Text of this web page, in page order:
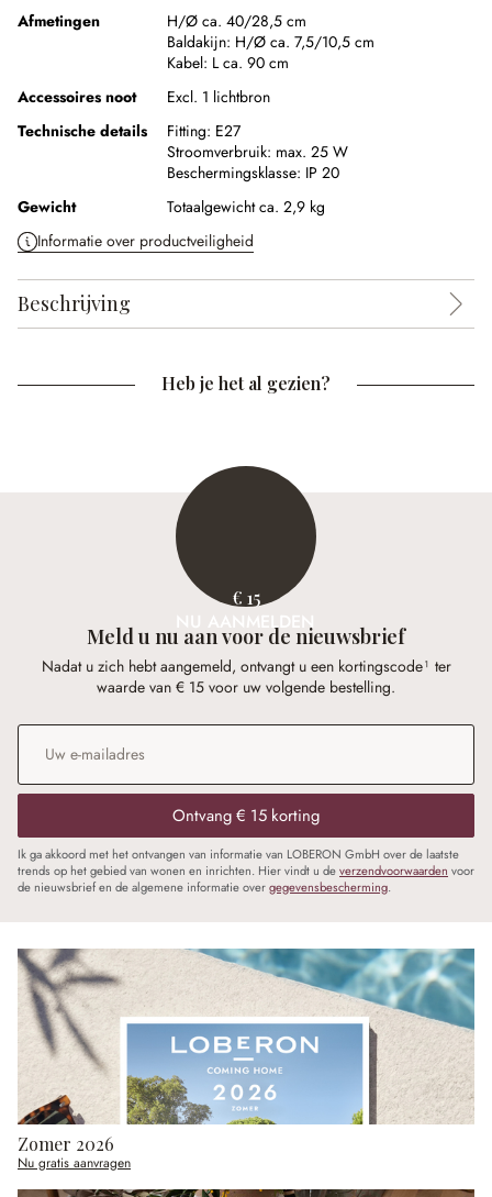
Afmetingen
H/Ø ca. 40/28,5 cm
Baldakijn: H/Ø ca. 7,5/10,5 cm
Kabel: L ca. 90 cm
Accessoires noot
Excl. 1 lichtbron
Technische details
Fitting: E27
Stroomverbruik: max. 25 W
Beschermingsklasse: IP 20
Gewicht
Totaalgewicht ca. 2,9 kg
Informatie over productveiligheid
Beschrijving
Heb je het al gezien?
€ 15
NU AANMELDEN
Meld u nu aan voor de nieuwsbrief
Nadat u zich hebt aangemeld, ontvangt u een kortingscode¹ ter
waarde van € 15 voor uw volgende bestelling.
E-mailadres
Ontvang € 15 korting
Ik ga akkoord met het ontvangen van informatie van LOBERON GmbH over de laatste
trends op het gebied van wonen en inrichten. Hier vindt u deverzendvoorwaarden voor
de nieuwsbrief en de algemene informatie overgegevensbescherming.
Zomer 2026
Nu gratis aanvragen